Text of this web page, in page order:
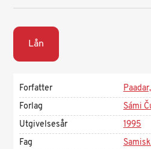
Lån
Forfatter
Forlag
Sámi
Utgivelsesår
1995
Fag
Samisk